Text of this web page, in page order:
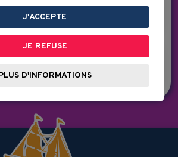
DURHAM ET LES
FRANÇAIS
DES
J'ACCEPTE
JE REFUSE
D'INFORMATIONS